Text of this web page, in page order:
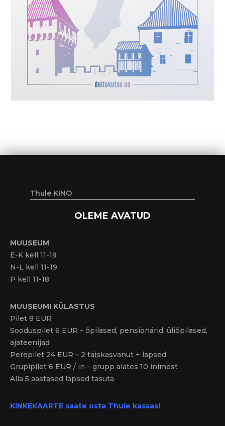
Thule KINO
OLEME AVATUD
MUUSEUM
E-K kell 11-19
N-L kell 11-19
P kell 11-18
MUUSEUMI KÜLASTUS
Pilet 8 EUR
Sooduspilet 6 EUR – õpilased, pensionärid, üliõpilased,
ajateenijad
Perepilet 24 EUR – 2 täiskasvanut + lapsed
Grupipilet 6 EUR / in – grupp alates 10 inimest
Alla 5 aastased lapsed tasuta
KINKEKAARTE saate osta Thule kassas!